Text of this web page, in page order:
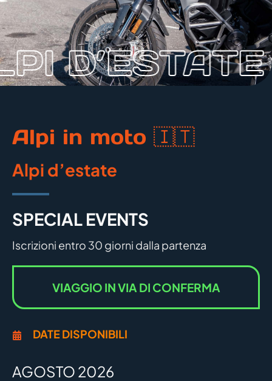
D’ESTATE
Alpi in moto 🇮🇹
Alpi d’estate
SPECIAL EVENTS
Iscrizioni entro 30 giorni dalla partenza
VIAGGIO IN VIA DI CONFERMA
DATE DISPONIBILI
AGOSTO 2026